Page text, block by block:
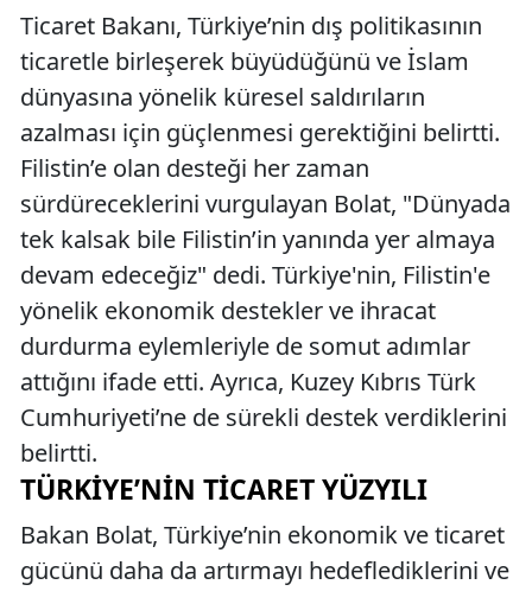
Ticaret Bakanı, Türkiye’nin dış politikasının
ticaretle birleşerek büyüdüğünü ve İslam
dünyasına yönelik küresel saldırıların
azalması için güçlenmesi gerektiğini belirtti.
Filistin’e olan desteği her zaman
sürdüreceklerini vurgulayan Bolat, "Dünyada
tek kalsak bile Filistin’in yanında yer almaya
devam edeceğiz" dedi. Türkiye'nin, Filistin'e
yönelik ekonomik destekler ve ihracat
durdurma eylemleriyle de somut adımlar
attığını ifade etti. Ayrıca, Kuzey Kıbrıs Türk
Cumhuriyeti’ne de sürekli destek verdiklerini
belirtti.
TÜRKIYE’NIN TICARET YÜZYILI
Bakan Bolat, Türkiye’nin ekonomik ve ticaret
gücünü daha da artırmayı hedeflediklerini ve